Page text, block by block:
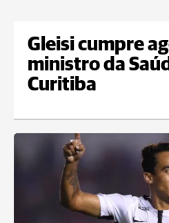
Gleisi cumpre
ministro da
Curitiba